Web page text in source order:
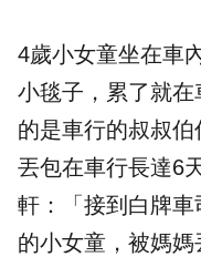
4歲小女童坐在車
小毯子，累了就
的是車行的叔叔
丟包在車行長達6
軒：「接到白牌
的小女童，被媽